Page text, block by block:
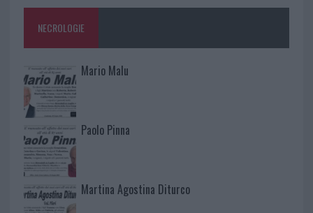
NECROLOGIE
Mario Malu
Paolo Pinna
Martina Agostina Diturco